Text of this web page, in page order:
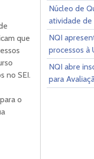
que
no SEI.
o
Núcleo de
atividade
NQI
processos à
NQI abre
para